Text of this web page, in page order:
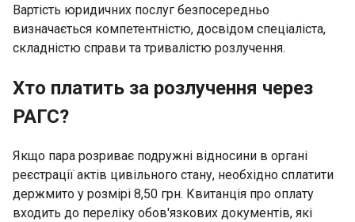
Вартість юридичних послуг безпосередньо
визначається компетентністю, досвідом спеціаліста,
складністю справи та тривалістю розлучення.
Хто платить за розлучення через
РАГС?
Якщо пара розриває подружні відносини в органі
реєстрації актів цивільного стану, необхідно сплатити
держмито у розмірі 8,50 грн. Квитанція про оплату
входить до переліку обов'язкових документів, які